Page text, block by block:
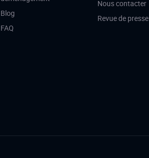
Blog
FAQ
Nous contacter
Revue de presse